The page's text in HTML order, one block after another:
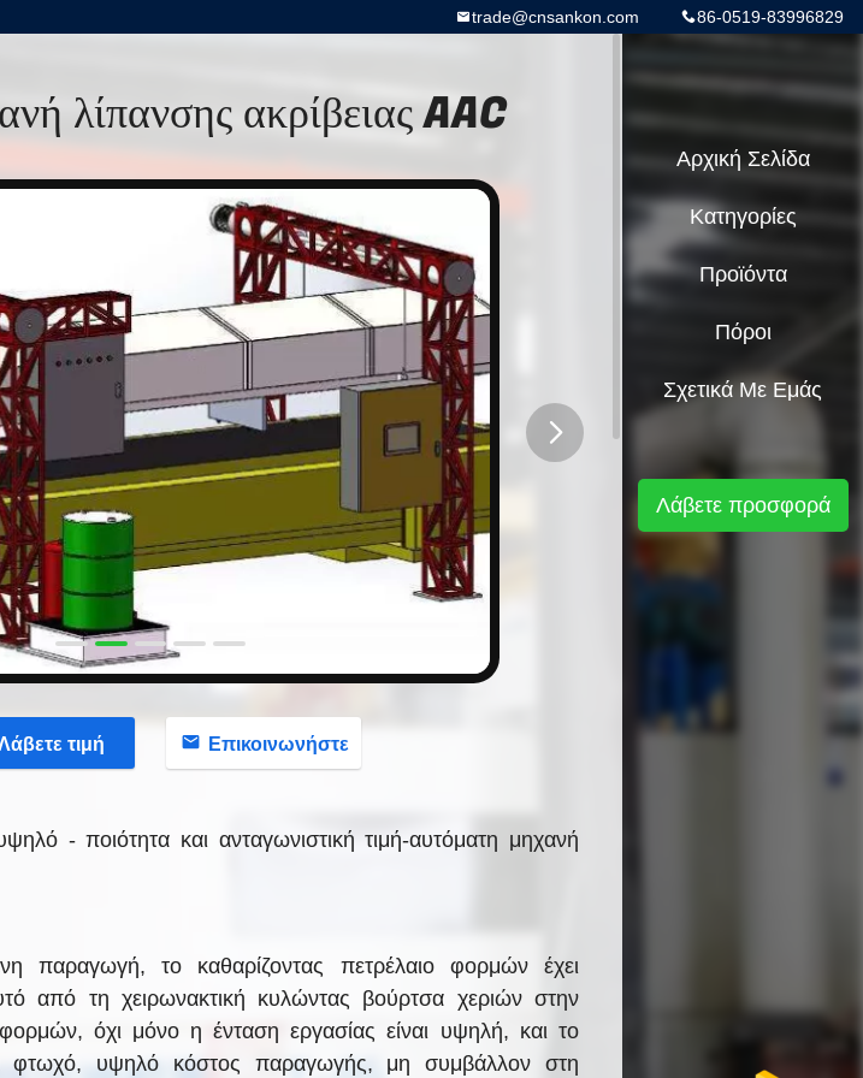
86-0519-83996829
trade@cnsankon.com
λίπανσης ακρίβειας AAC
τιμή Επικοινωνήστε
- ποιότητα και ανταγωνιστική τιμή-αυτόματη μηχανή
παραγωγή, το καθαρίζοντας πετρέλαιο φορμών έχει
από τη χειρωνακτική κυλώντας βούρτσα χεριών στην
όχι μόνο η ένταση εργασίας είναι υψηλή, και το
φτωχό, υψηλό κόστος παραγωγής, μη συμβάλλον στη
Αρχική Σελίδα
Κατηγορίες
Προϊόντα
Πόροι
Σχετικά Με Εμάς
Λάβετε προσφορά